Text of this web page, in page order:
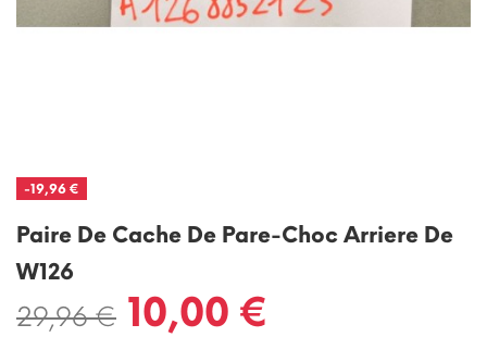
-19,96 €
Paire De Cache De Pare-Choc Arriere De
W126
29,96 € 10,00 €